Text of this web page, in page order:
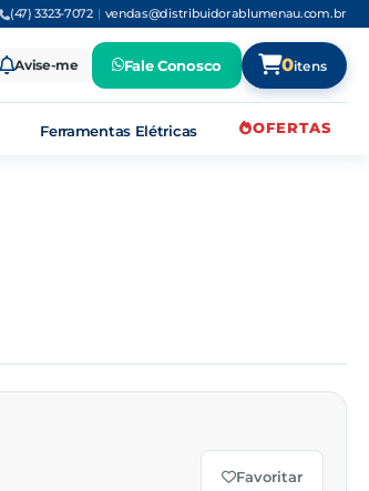
(47) 3323-7072 | vendas@distribuidorablumenau.com.br
Avise-me Fale Conosco 0itens
Ferramentas Elétricas OFERTAS
Favoritar